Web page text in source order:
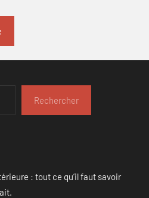
Rechercher
: tout ce qu’il faut savoir